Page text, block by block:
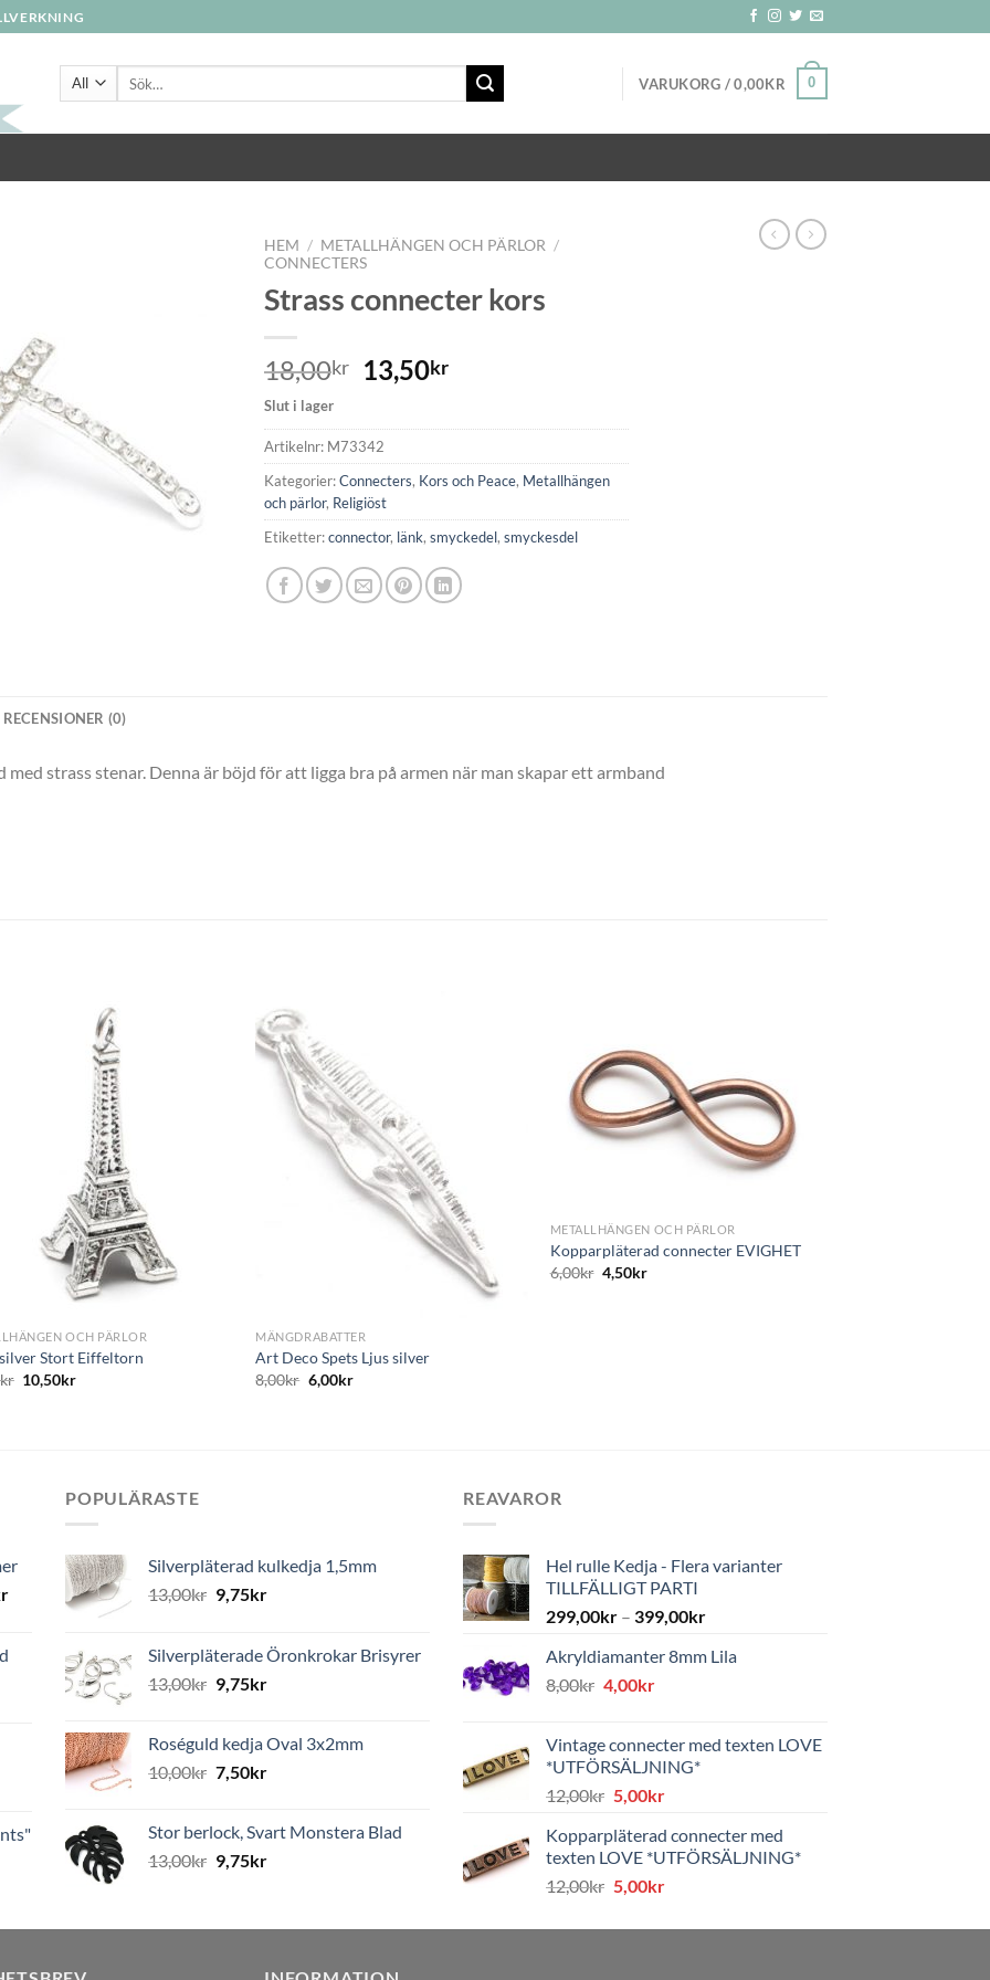
VARUKORG /0,00KR 0
HEM / METALLHÄNGEN OCH PÄRLOR /
CONNECTERS
Strass connecter kors
18,00kr 13,50kr
Slut i lager
Artikelnr: M73342
Kategorier:Connecters, Kors och Peace, Metallhängen
och pärlor, Religiöst
Etiketter:connector, länk, smyckedel, smyckesdel
RECENSIONER (0)
strass stenar. Denna är böjd för att ligga bra på armen när man skapar ett armband
OCH PÄRLOR
Stort Eiffeltorn
kr 10,50kr
MÄNGDRABATTER
Art Deco Spets Ljus silver
8,00kr 6,00kr
till i
önskelistan
METALLHÄNGEN OCH PÄRLOR
Kopparpläterad connecter EVIGHET
6,00kr 4,50kr
POPULÄRASTE
Silverpläterad kulkedja 1,5mm
13,00kr 9,75kr
Silverpläterade Öronkrokar Brisyrer
13,00kr 9,75kr
Roséguld kedja Oval 3x2mm
10,00kr 7,50kr
Stor berlock, Svart Monstera Blad
13,00kr 9,75kr
REAVAROR
Hel rulle Kedja - Flera varianter
TILLFÄLLIGT PARTI
299,00kr – 399,00kr
Akryldiamanter 8mm Lila
8,00kr Det
var:
8,00kr.
4,00krDet
är:
4,00kr.
Vintage connecter med texten LOVE
*UTFÖRSÄLJNING*
12,00kr Det
priset
var:
12,00kr.
5,00krDet
priset
är:
5,00kr.
Kopparpläterad connecter med
texten LOVE *UTFÖRSÄLJNING*
12,00kr Det
priset
5,00krDet
priset